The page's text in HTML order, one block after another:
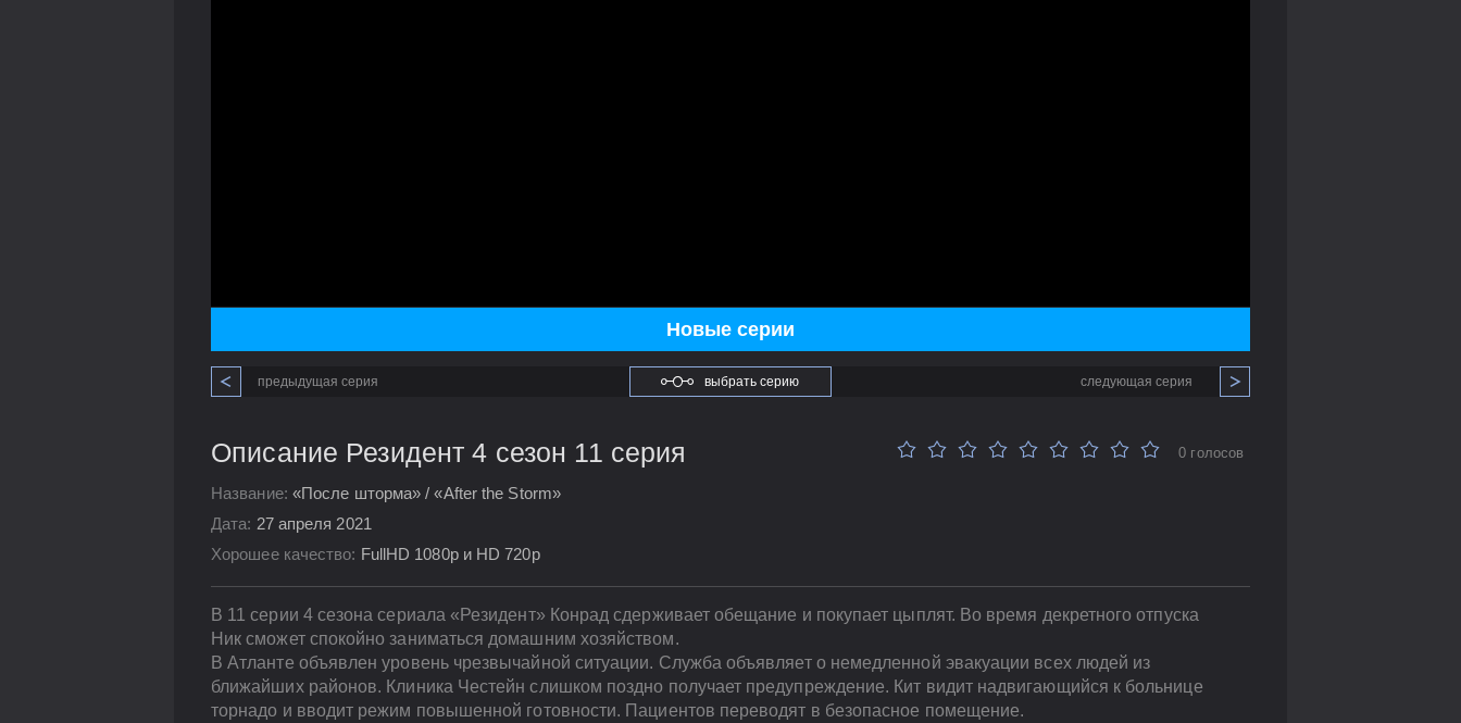
Новые серии
предыдущая серия выбрать серию следующая серия
Описание Резидент 4 сезон 11 серия
Название: «После шторма» / «After the Storm»
Дата: 27 апреля 2021
Хорошее качество: FullHD 1080p и HD 720p
0 голосов
В 11 серии 4 сезона сериала «Резидент» Конрад сдерживает обещание и покупает цыплят. Во время декретного отпуска
Ник сможет спокойно заниматься домашним хозяйством.
В Атланте объявлен уровень чрезвычайной ситуации. Служба объявляет о немедленной эвакуации всех людей из
ближайших районов. Клиника Честейн слишком поздно получает предупреждение. Кит видит надвигающийся к больнице
торнадо и вводит режим повышенной готовности. Пациентов переводят в безопасное помещение.